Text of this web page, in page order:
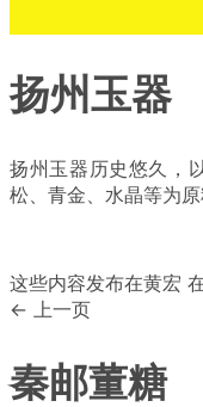
扬州玉器
扬州玉器历史悠久，
松、青金、水晶等为
这些内容发布在黄宏
← 上一页
秦邮董糖